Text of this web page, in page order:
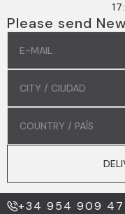
Please send
EMAIL
COMMUNE
COMUNIDAD
*
COUNTRY
PAÍS
*
+34 954 909